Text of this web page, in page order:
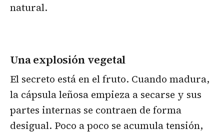
natural.
Una explosión vegetal
El secreto está en el fruto. Cuando madura,
la cápsula leñosa empieza a secarse y sus
partes internas se contraen de forma
desigual. Poco a poco se acumula tensión,